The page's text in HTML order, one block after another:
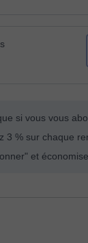
si vous vous
3 % sur chaque
et